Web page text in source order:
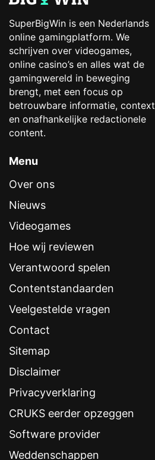
SuperBigWin is een Nederlands
online gamingplatform. We
schrijven over videogames,
online casino’s en alles wat de
gamingwereld in beweging
brengt, met een focus op
betrouwbare informatie, context
en onafhankelijke redactionele
content.
Menu
Over ons
Nieuws
Videogames
Hoe wij reviewen
Verantwoord spelen
Contentstandaarden
Veelgestelde vragen
Contact
Sitemap
Disclaimer
Privacyverklaring
CRUKS eerder opzeggen
Software provider
Weddenschappen